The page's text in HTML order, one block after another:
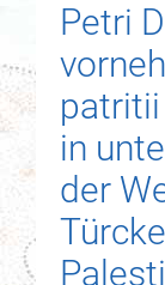
Электронный
Новости
О нас
Контакты
Petri
patritii
in
der